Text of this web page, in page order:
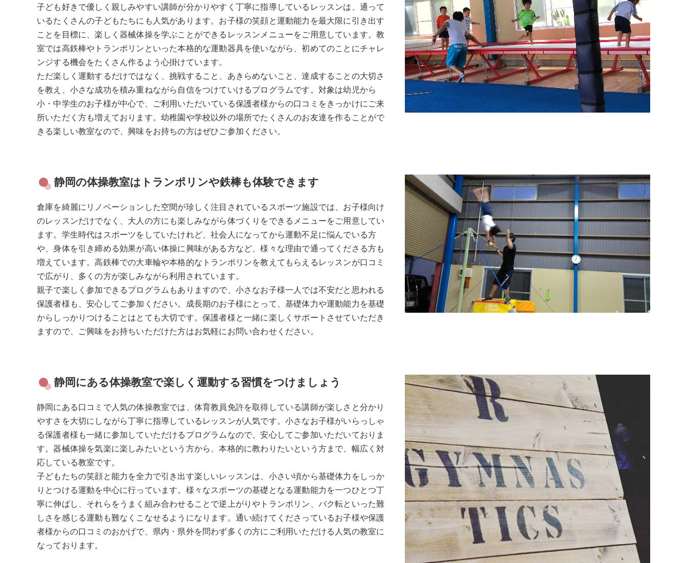
子ども好きで優しく親しみやすい講師が分かりやすく丁寧に指導しているレッスンは、通って
いるたくさんの子どもたちにも人気があります。お子様の笑顔と運動能力を最大限に引き出す
ことを目標に、楽しく器械体操を学ぶことができるレッスンメニューをご用意しています。教
室では高鉄棒やトランポリンといった本格的な運動器具を使いながら、初めてのことにチャレ
ンジする機会をたくさん作るよう心掛けています。
ただ楽しく運動するだけではなく、挑戦すること、あきらめないこと、達成することの大切さ
を教え、小さな成功を積み重ねながら自信をつけていけるプログラムです。対象は幼児から
小・中学生のお子様が中心で、ご利用いただいている保護者様からの口コミをきっかけにご来
所いただく方も増えております。幼稚園や学校以外の場所でたくさんのお友達を作ることがで
きる楽しい教室なので、興味をお持ちの方はぜひご参加ください。
静岡の体操教室はトランポリンや鉄棒も体験できます
倉庫を綺麗にリノベーションした空間が珍しく注目されているスポーツ施設では、お子様向け
のレッスンだけでなく、大人の方にも楽しみながら体づくりをできるメニューをご用意してい
ます。学生時代はスポーツをしていたけれど、社会人になってから運動不足に悩んでいる方
や、身体を引き締める効果が高い体操に興味がある方など、様々な理由で通ってくださる方も
増えています。高鉄棒での大車輪や本格的なトランポリンを教えてもらえるレッスンが口コミ
で広がり、多くの方が楽しみながら利用されています。
親子で楽しく参加できるプログラムもありますので、小さなお子様一人では不安だと思われる
保護者様も、安心してご参加ください。成長期のお子様にとって、基礎体力や運動能力を基礎
からしっかりつけることはとても大切です。保護者様と一緒に楽しくサポートさせていただき
ますので、ご興味をお持ちいただけた方はお気軽にお問い合わせください。
静岡にある体操教室で楽しく運動する習慣をつけましょう
静岡にある口コミで人気の体操教室では、体育教員免許を取得している講師が楽しさと分かり
やすさを大切にしながら丁寧に指導しているレッスンが人気です。小さなお子様がいらっしゃ
る保護者様も一緒に参加していただけるプログラムなので、安心してご参加いただいておりま
す。器械体操を気楽に楽しみたいという方から、本格的に教わりたいという方まで、幅広く対
応している教室です。
子どもたちの笑顔と能力を全力で引き出す楽しいレッスンは、小さい頃から基礎体力をしっか
りとつける運動を中心に行っています。様々なスポーツの基礎となる運動能力を一つひとつ丁
寧に伸ばし、それらをうまく組み合わせることで逆上がりやトランポリン、バク転といった難
しさを感じる運動も難なくこなせるようになります。通い続けてくださっているお子様や保護
者様からの口コミのおかげで、県内・県外を問わず多くの方にご利用いただける人気の教室に
なっております。